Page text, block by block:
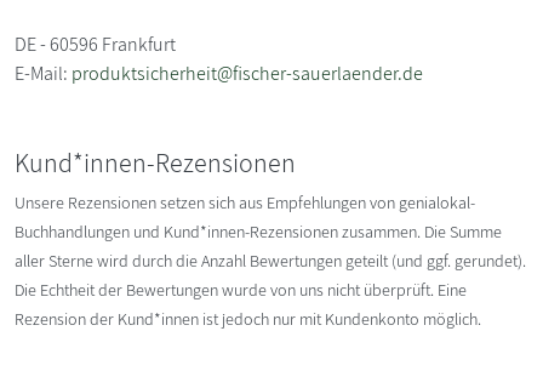
DE - 60596 Frankfurt
E-Mail: produktsicherheit@fischer-sauerlaender.de
Kund*innen-Rezensionen
Unsere Rezensionen setzen sich aus Empfehlungen von genialokal-
Buchhandlungen und Kund*innen-Rezensionen zusammen. Die Summe
aller Sterne wird durch die Anzahl Bewertungen geteilt (und ggf. gerundet).
Die Echtheit der Bewertungen wurde von uns nicht überprüft. Eine
Rezension der Kund*innen ist jedoch nur mit Kundenkonto möglich.